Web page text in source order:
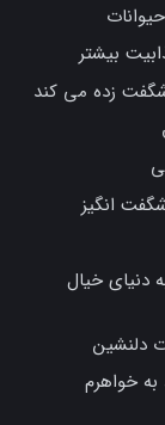
دنیای خیال